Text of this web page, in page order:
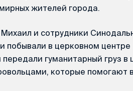
жителей города.
и сотрудники
побывали в церковном
гуманитарный груз в
которые помогают